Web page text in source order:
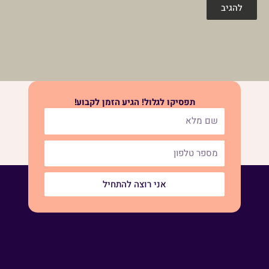
תפסיקו לגלול! הגיע הזמן לקבוע!
אני רוצה להתחיל